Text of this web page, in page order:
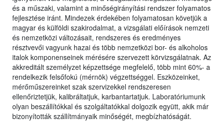
és a műszaki, valamint a minőségirányítási rendszer folyamatos
fejlesztése iránt. Mindezek érdekében folyamatosan követjük a
magyar és külföldi szakirodalmat, a vizsgálati előírások nemzeti
és nemzetközi változásait, rendszeres és eredményes
résztvevői vagyunk hazai és több nemzetközi bor- és alkoholos
italok komponenseinek mérésére szervezett körvizsgálatnak. Az
akkreditált személyzet képzettsége megfelelő, több mint 60%- a
rendelkezik felsőfokú (mérnök) végzettséggel. Eszközeinket,
mérőműszereinket szak szervizekkel rendszeresen
ellenőriztetjük, kalibráltatjuk, karbantartatjuk. Laboratóriumunk
olyan beszállítókkal és szolgáltatókkal dolgozik együtt, akik már
bizonyították szállítmányaik minőségét, megbízhatóságát.